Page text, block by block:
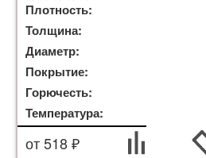
Плотность:
Толщина:
Диаметр:
Покрытие:
Горючесть:
Температура:
от 518 ₽